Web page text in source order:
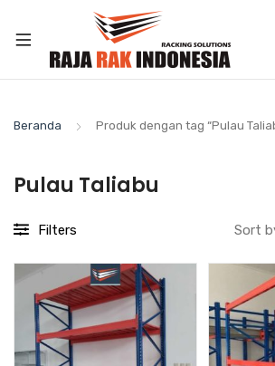
Beranda Produk dengan tag “Pulau
Pulau Taliabu
Filters Sort